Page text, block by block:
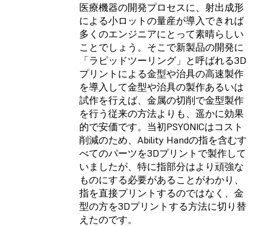
医療機器の開発プロセスに、射出成形
による小ロットの量産が導入できれば
多くのエンジニアにとって素晴らしい
ことでしょう。そこで新製品の開発に
「ラピッドツーリング」と呼ばれる3D
プリントによる金型や治具の高速製作
を導入して金型や治具の製作あるいは
試作を行えば、金属の切削で金型製作
を行う従来の方法よりも、遥かに効果
的で安価です。当初PSYONICはコスト
削減のため、Ability Handの指を含むす
べてのパーツを3Dプリントで製作して
いましたが、特に指部分はより頑強な
ものにする必要があることがわかり、
指を直接プリントするのではなく、金
型の方を3Dプリントする方法に切り替
えたのです。